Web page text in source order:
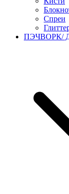
Спреи
ПЭЧВОРК/